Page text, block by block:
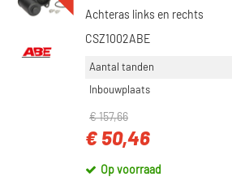
Achteras links en rechts
CSZ1002ABE
Aantal tanden
Inbouwplaats
€ 157,66
€ 50,46
Op voorraad